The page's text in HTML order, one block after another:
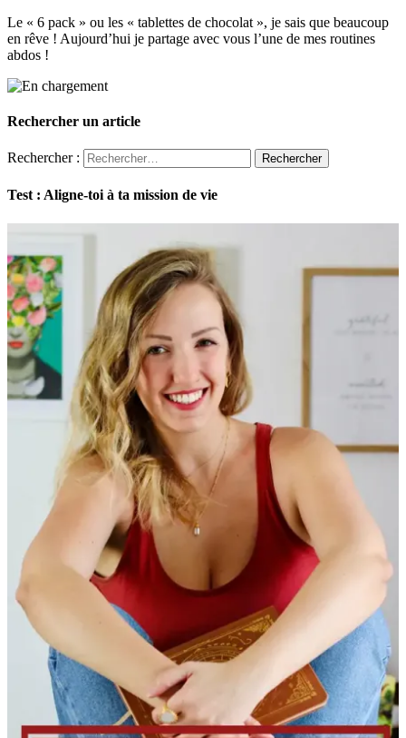
Le « 6 pack » ou les « tablettes de chocolat », je sais que beaucoup
en rêve ! Aujourd’hui je partage avec vous l’une de mes routines
abdos !
Rechercher un article
Rechercher :
Test : Aligne-toi à ta mission de vie